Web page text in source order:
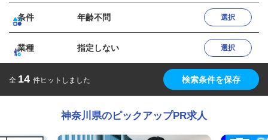
条件 年齢不問 選択
業種 指定しない 選択
全 14 件ヒットしました 検索条件を保存
神奈川県のピックアップPR求人